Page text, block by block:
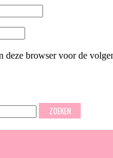
browser voor de